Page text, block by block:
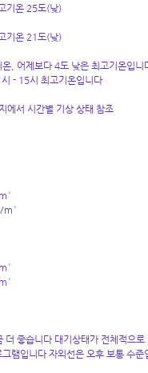
기온 25도(낮)
기온 21도(낮)
, 어제보다 4도 낮은 최고기온입
- 15시 최고기온입니다
에서 시간별 기상 상태 참조
m³
더 좋습니다 대기상태가 전체적으
램입니다 자외선은 오후 보통 수준